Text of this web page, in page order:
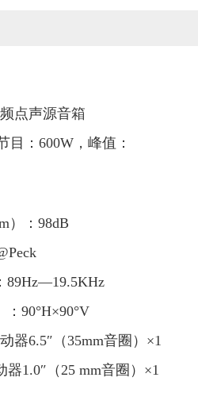
点声源音箱
目：600W，峰值：
）：98dB
89Hz—19.5KHz
90°H×90°V
器6.5″（35mm音圈）×1
（25 mm音圈）×1